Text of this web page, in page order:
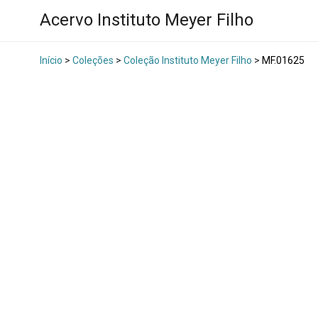
Acervo Instituto Meyer Filho
Início > Coleções > Coleção Instituto Meyer Filho > MF.01625